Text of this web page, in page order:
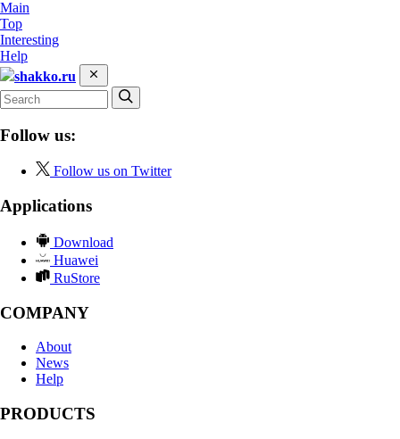
Main
Top
Interesting
Help
shakko.ru
Follow us:
Follow us on Twitter
Applications
Download
Huawei
RuStore
COMPANY
About
News
Help
PRODUCTS